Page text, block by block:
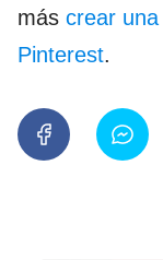
más crear
Pinterest.